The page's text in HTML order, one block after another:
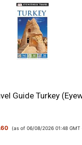
Guide Turkey
(as of 06/08/2026 01:48 GMT